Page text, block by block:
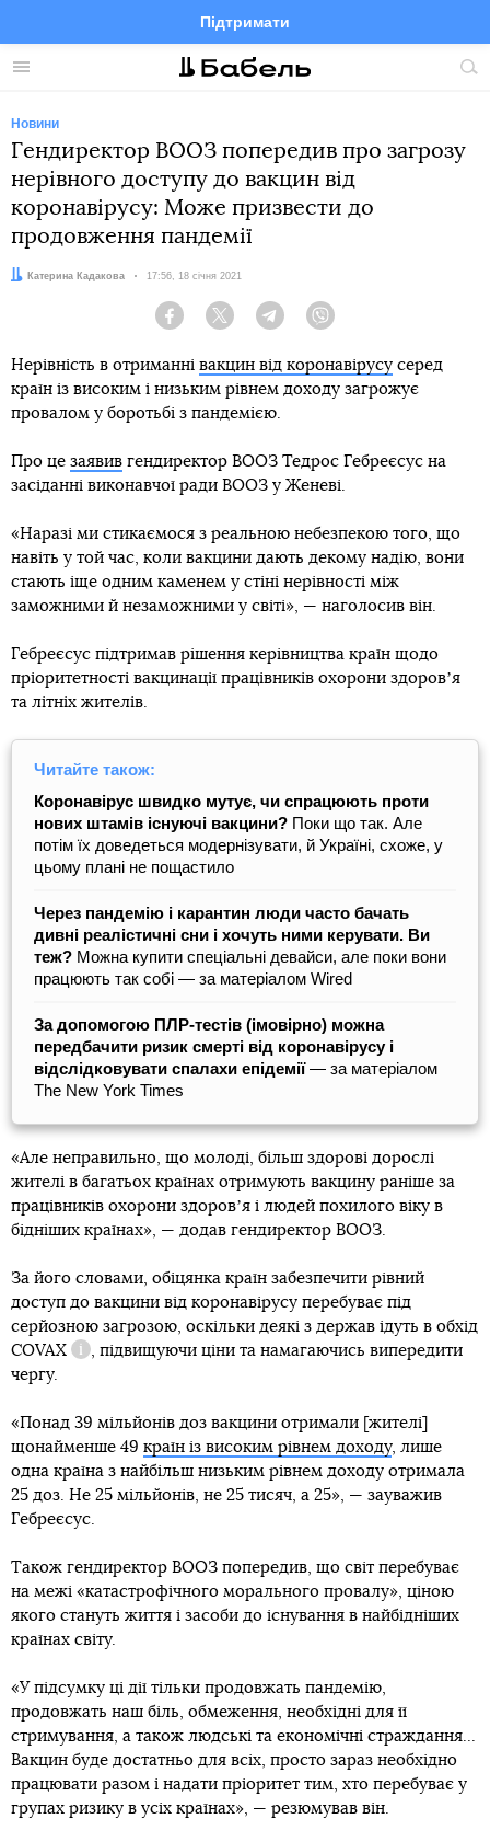
Меню
Підтримати
FacebookTelegramTwitter
Новини
Гендиректор ВООЗ попередив про загрозу
нерівного доступу до вакцин від
коронавірусу: Може призвести до
продовження пандемії
Автор:Катерина Кадакова Дата:
17:56, 18 січня 2021
Facebook Twitter Telegram
Нерівність в отриманні вакцин від коронавірусу серед
країн із високим і низьким рівнем доходу загрожує
провалом у боротьбі з пандемією.
Про це заявив гендиректор ВООЗ Тедрос Гебреєсус на
засіданні виконавчої ради ВООЗ у Женеві.
«Наразі ми стикаємося з реальною небезпекою того, що
навіть у той час, коли вакцини дають декому надію, вони
стають іще одним каменем у стіні нерівності між
заможними й незаможними у світі», — наголосив він.
Гебреєсус підтримав рішення керівництва країн щодо
пріоритетності вакцинації працівників охорони здоровʼя
та літніх жителів.
Читайте також:
Коронавірус швидко мутує, чи спрацюють проти
нових штамів існуючі вакцини? Поки що так. Але
потім їх доведеться модернізувати, й Україні, схоже, у
цьому плані не пощастило
Через пандемію і карантин люди часто бачать
дивні реалістичні сни і хочуть ними керувати. Ви
теж? Можна купити спеціальні девайси, але поки вони
працюють так собі — за матеріалом Wired
За допомогою ПЛР-тестів (імовірно) можна
передбачити ризик смерті від коронавірусу і
відслідковувати спалахи епідемії― за матеріалом
The New York Times
«Але неправильно, що молоді, більш здорові дорослі
жителі в багатьох країнах отримують вакцину раніше за
працівників охорони здоровʼя і людей похилого віку в
бідніших країнах», — додав гендиректор ВООЗ.
За його словами, обіцянка країн забезпечити рівний
доступ до вакцини від коронавірусу перебуває під
серйозною загрозою, оскільки деякі з держав ідуть в обхід
COVAX
Довідка
, підвищуючи ціни та намагаючись випередити
чергу.
«Понад 39 мільйонів доз вакцини отримали [жителі]
щонайменше 49 країн із високим рівнем доходу, лише
одна країна з найбільш низьким рівнем доходу отримала
25 доз. Не 25 мільйонів, не 25 тисяч, а 25», — зауважив
Гебреєсус.
Також гендиректор ВООЗ попередив, що світ перебуває
на межі «катастрофічного морального провалу», ціною
якого стануть життя і засоби до існування в найбідніших
країнах світу.
«У підсумку ці дії тільки продовжать пандемію,
продовжать наш біль, обмеження, необхідні для її
стримування, а також людські та економічні страждання...
Вакцин буде достатньо для всіх, просто зараз необхідно
працювати разом і надати пріоритет тим, хто перебуває у
групах ризику в усіх країнах», — резюмував він.